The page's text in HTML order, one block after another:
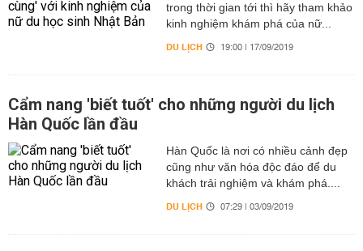
trong thời gian tới thì hãy tham khảo
kinh nghiệm khám phá của nữ...
DU LỊCH 19:00 | 17/09/2019
Cẩm nang 'biết tuốt' cho những người du lịch
Hàn Quốc lần đầu
Hàn Quốc là nơi có nhiều cảnh đẹp
cũng như văn hóa độc đáo để du
khách trải nghiệm và khám phá....
DU LỊCH 07:29 | 03/09/2019